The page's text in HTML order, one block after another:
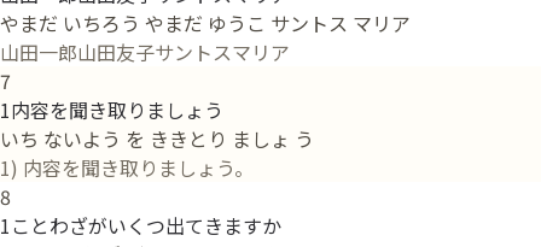
やまだ いちろう やまだ ゆうこ サントス マリア
山田一郎山田友子サントスマリア
7
1内容を聞き取りましょう
いち ないよう を ききとり ましょ う
1) 内容を聞き取りましょう。
8
1ことわざがいくつ出てきますか